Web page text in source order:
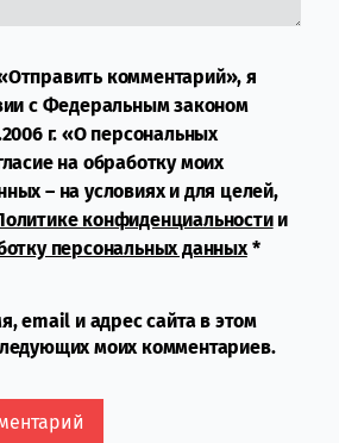
комментарий», я
с Федеральным законом
г. «О персональных
на обработку моих
– на условиях и для целей,
конфиденциальностии
персональных данных*
email и адрес сайта в этом
моих комментариев.